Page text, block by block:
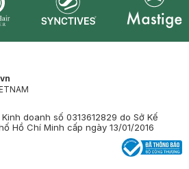
doanh số 0313612829 do Sở Kế
Hồ Chí Minh cấp ngày 13/01/2016